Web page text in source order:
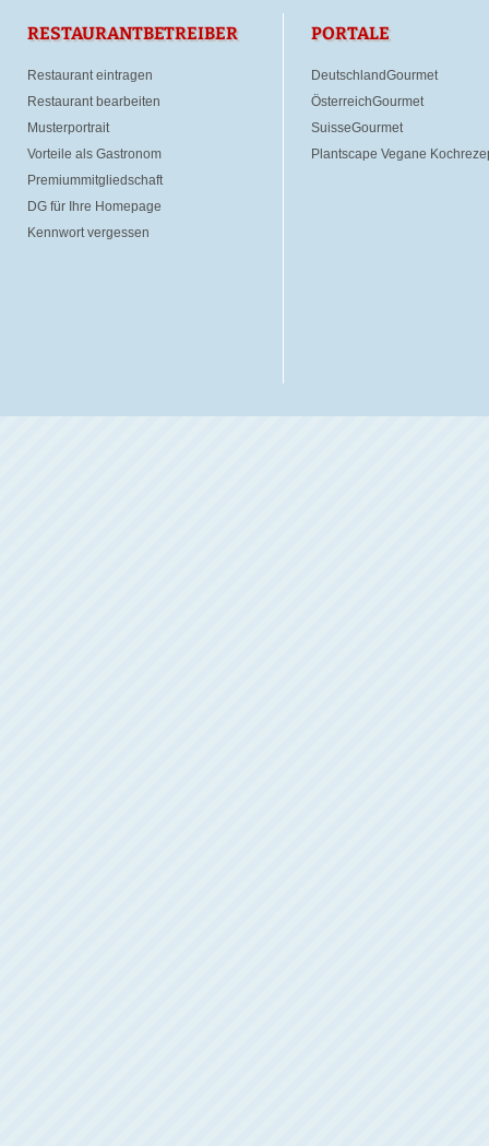
RESTAURANTBETREIBER
Restaurant eintragen
Restaurant bearbeiten
Musterportrait
Vorteile als Gastronom
Premiummitgliedschaft
DG für Ihre Homepage
Kennwort vergessen
PORTALE
DeutschlandGourmet
ÖsterreichGourmet
SuisseGourmet
Plantscape Vegane